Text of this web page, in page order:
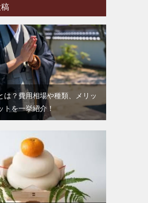
は？費用相場や種類、メリッ
トを一挙紹介！